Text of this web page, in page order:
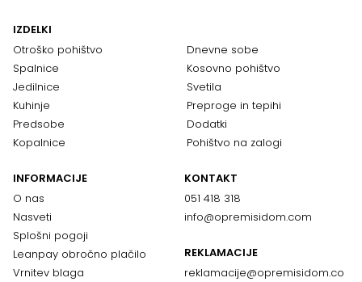
IZDELKI
Otroško pohištvo
Spalnice
Jedilnice
Kuhinje
Predsobe
Kopalnice
Dnevne sobe
Kosovno pohištvo
Svetila
Preproge in tepihi
Dodatki
Pohištvo na zalogi
INFORMACIJE
O nas
Nasveti
Splošni pogoji
Leanpay obročno plačilo
Vrnitev blaga
KONTAKT
051 418 318
info@opremisidom.com
REKLAMACIJE
reklamacije@opremisidom.co